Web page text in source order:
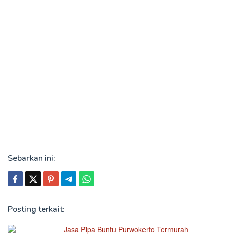
Sebarkan ini:
Posting terkait:
Jasa Pipa Buntu Purwokerto Termurah